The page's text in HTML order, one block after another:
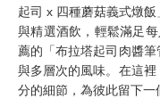
起司 x 四種蘑菇義式燉
與精選酒飲，輕鬆滿足
薦的「布拉塔起司肉醬
與多層次的風味。在這
分的細節，為彼此留下一